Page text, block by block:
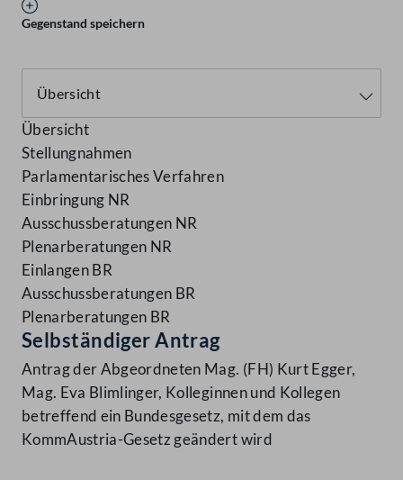
Gegenstand speichern
Übersicht
Stellungnahmen
Parlamentarisches Verfahren
Einbringung NR
Ausschussberatungen NR
Plenarberatungen NR
Einlangen BR
Ausschussberatungen BR
Plenarberatungen BR
Selbständiger Antrag
Antrag der Abgeordneten Mag. (FH) Kurt Egger,
Mag. Eva Blimlinger, Kolleginnen und Kollegen
betreffend ein Bundesgesetz, mit dem das
KommAustria-Gesetz geändert wird